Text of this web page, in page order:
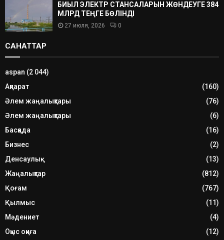
БИЫЛ ЭЛЕКТР СТАНСАЛАРЫН ЖӨНДЕУГЕ 384
МЛРД ТЕҢГЕ БӨЛІНДІ
27 июля, 2026 0
САНАТТАР
aspan (2 044)
Ақпарат
(160)
Әлем жаңалықтары
(76)
Әлем жаңалықтары
(6)
Басқада
(16)
Бизнес
(2)
Денсаулық
(13)
Жаңалықтар
(812)
Қоғам
(767)
Қылмыс
(11)
Мәдениет
(4)
Оқыс оқиға
(12)